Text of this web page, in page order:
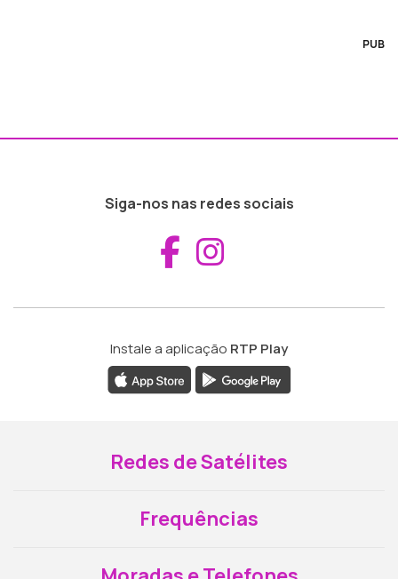
PUB
Siga-nos nas redes sociais
Aceder ao
Instale a aplicação RTP Play
Redes de Satélites
Frequências